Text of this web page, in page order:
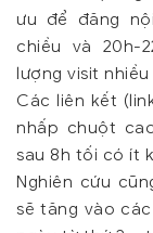
ưu để đăng
chiều và 20h-
lượng visit
Các liên kết
nhấp chuột
sau 8h tối có ít
Nghiên cứu
sẽ tăng vào